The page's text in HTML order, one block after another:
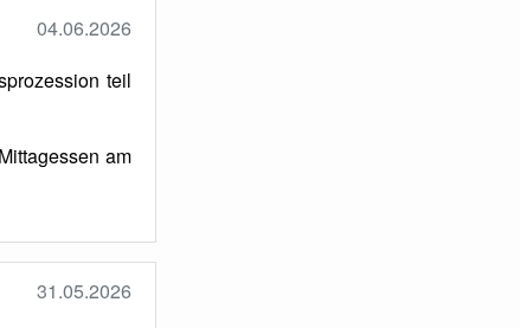
04.06.2026
teil
am
31.05.2026